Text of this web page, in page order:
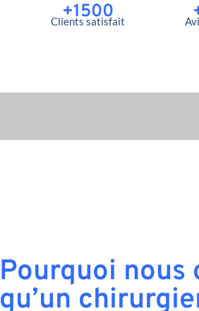
+1500
Clients satisfait
Pourquoi
qu’un